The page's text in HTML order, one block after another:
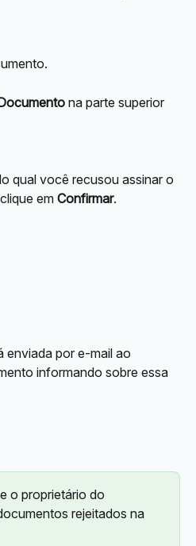
na parte superior
qual você recusou assinar o
em Confirmar.
enviada por e-mail ao
informando sobre essa
o proprietário do
rejeitados na